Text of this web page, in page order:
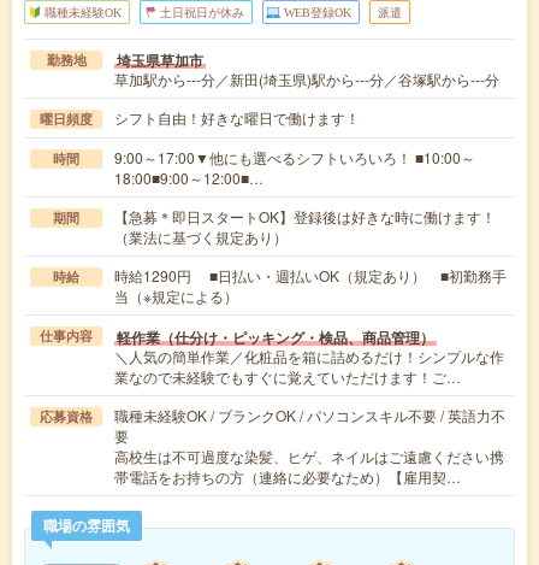
職種未経験OK 土日祝日が休み WEB登録OK 派遣
勤務地 埼玉県草加市
草加駅から---分／新田(埼玉県)駅から---分／谷塚駅から---分
曜日頻度 シフト自由！好きな曜日で働けます！
時間
9:00～17:00▼他にも選べるシフトいろいろ！ ■10:00～
18:00■9:00～12:00■…
期間
【急募＊即日スタートOK】登録後は好きな時に働けます！
（業法に基づく規定あり）
時給
時給1290円 ■日払い・週払いOK（規定あり） ■初勤務手
当（※規定による）
仕事内容 軽作業（仕分け・ピッキング・検品、商品管理）
＼人気の簡単作業／化粧品を箱に詰めるだけ！シンプルな作
業なので未経験でもすぐに覚えていただけます！ご…
応募資格
職種未経験OK / ブランクOK / パソコンスキル不要 / 英語力不
要
高校生は不可過度な染髪、ヒゲ、ネイルはご遠慮ください携
帯電話をお持ちの方（連絡に必要なため）【雇用契…
職場の雰囲気